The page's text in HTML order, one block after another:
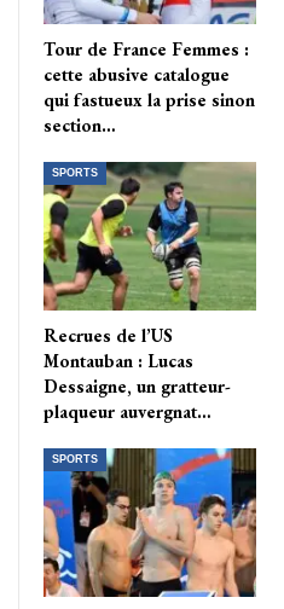
Tour de France Femmes :
cette abusive catalogue
qui fastueux la prise sinon
section…
SPORTS
Recrues de l’US
Montauban : Lucas
Dessaigne, un gratteur-
plaqueur auvergnat…
SPORTS